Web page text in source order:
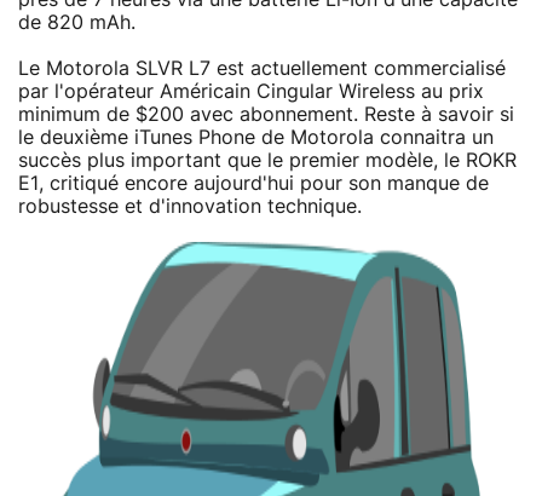
de 820 mAh.
Le Motorola SLVR L7 est actuellement commercialisé
par l'opérateur Américain Cingular Wireless au prix
minimum de $200 avec abonnement. Reste à savoir si
le deuxième iTunes Phone de Motorola connaitra un
succès plus important que le premier modèle, le ROKR
E1, critiqué encore aujourd'hui pour son manque de
robustesse et d'innovation technique.